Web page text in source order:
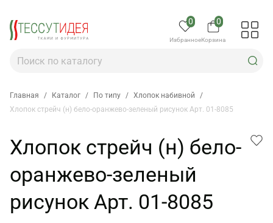
0
Избранное
0
Корзина
Главная / Каталог / По типу / Хлопок набивной
/
Хлопок стрейч (н) бело-оранжево-зеленый рисунок Арт. 01-8085
Хлопок стрейч (н) бело-
оранжево-зеленый
рисунок Арт. 01-8085